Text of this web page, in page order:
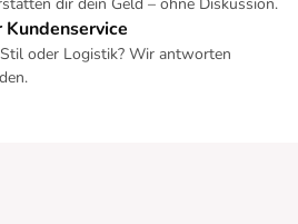
oder Logistik? Wir antworten